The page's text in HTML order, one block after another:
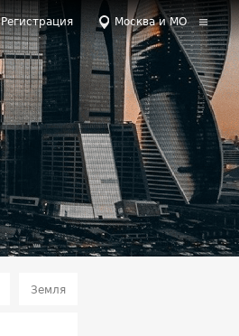
Регистрация Москва и МО
Земля